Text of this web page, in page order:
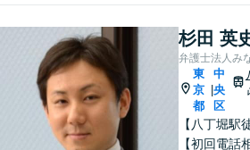
杉田 英
弁護士法人み
東
京
都
中
央
区
【八丁堀駅
【初回電話